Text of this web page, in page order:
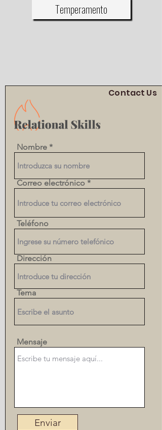
Temperamento
Contact Us
Nombre
Correo electrónico
Teléfono
Dirección
Tema
Mensaje
Enviar